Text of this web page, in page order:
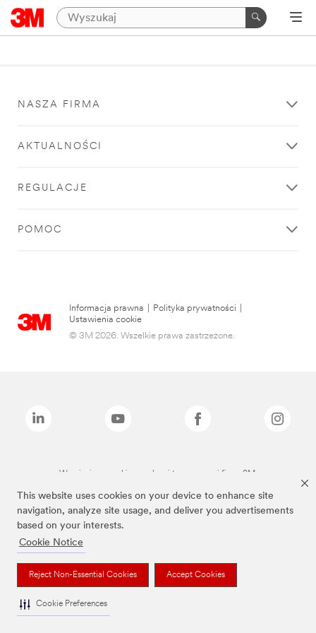
This website uses cookies on your device to enhance site
navigation, analyze site usage, and deliver you advertisements
based on your interests.
Cookie Notice
Reject Non-Essential Cookies Accept Cookies
Cookie Preferences
NASZA FIRMA
AKTUALNOŚCI
REGULACJE
POMOC
Informacja prawna Polityka prywatności
Ustawienia cookie
© 3M 2026. Wszelkie prawa zastrzeżone.
Wymienione marki są znakami towarowymi firmy 3M.